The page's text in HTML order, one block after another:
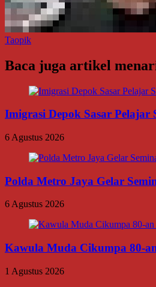
Taopik
Baca juga artikel
Imigrasi Depok Sasar
6 Agustus 2026
Polda Metro Jaya Gelar
6 Agustus 2026
Kawula Muda Cikumpa 80-
1 Agustus 2026